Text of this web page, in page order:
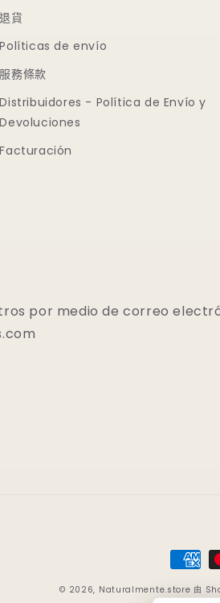
退貨
Políticas de envío
服務條款
Distribuidores - Política de Envío y
Devoluciones
Facturación
por medio de correo
款
© 2026, Naturalmente.store 由